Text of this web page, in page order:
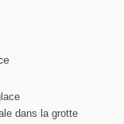
dans la grotte